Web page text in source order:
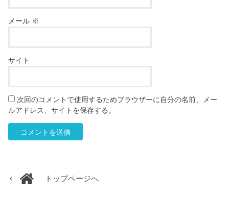
メール ※
サイト
次回のコメントで使用するためブラウザーに自分の名前、メー
ルアドレス、サイトを保存する。
トップページへ